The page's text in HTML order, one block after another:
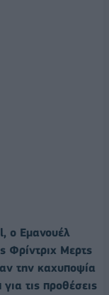
ο Εμανουέλ
Φρίντριχ Μερτς
την καχυποψία
τις προθέσεις